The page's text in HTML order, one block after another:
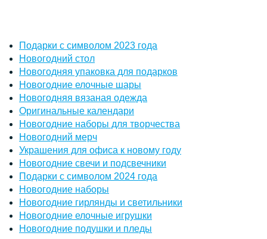
Подарки с символом 2023 года
Новогодний стол
Новогодняя упаковка для подарков
Новогодние елочные шары
Новогодняя вязаная одежда
Оригинальные календари
Новогодние наборы для творчества
Новогодний мерч
Украшения для офиса к новому году
Новогодние свечи и подсвечники
Подарки с символом 2024 года
Новогодние наборы
Новогодние гирлянды и светильники
Новогодние елочные игрушки
Новогодние подушки и пледы